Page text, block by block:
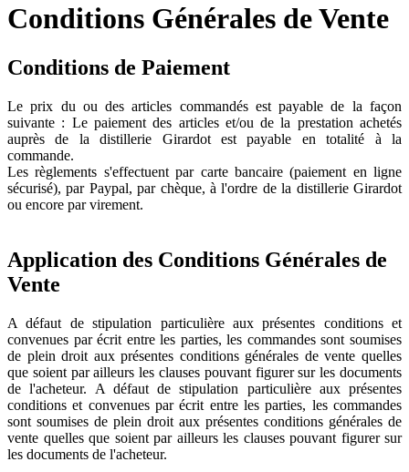
Conditions Générales de Vente
Conditions de Paiement
Le prix du ou des articles commandés est payable de la façon
suivante : Le paiement des articles et/ou de la prestation achetés
auprès de la distillerie Girardot est payable en totalité à la
commande.
Les règlements s'effectuent par carte bancaire (paiement en ligne
sécurisé), par Paypal, par chèque, à l'ordre de la distillerie Girardot
ou encore par virement.
Application des Conditions Générales de
Vente
A défaut de stipulation particulière aux présentes conditions et
convenues par écrit entre les parties, les commandes sont soumises
de plein droit aux présentes conditions générales de vente quelles
que soient par ailleurs les clauses pouvant figurer sur les documents
de l'acheteur. A défaut de stipulation particulière aux présentes
conditions et convenues par écrit entre les parties, les commandes
sont soumises de plein droit aux présentes conditions générales de
vente quelles que soient par ailleurs les clauses pouvant figurer sur
les documents de l'acheteur.